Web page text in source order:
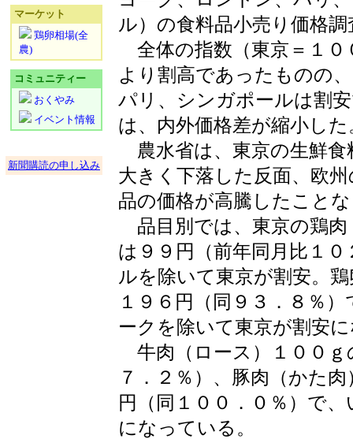
マーケット
鶏卵相場(全
農)
コミュニティー
おくやみ
イベント情報
新聞購読の申し込み
ル）の食料品小売り価格
全体の指数（東京＝１０
より割高であったものの
パリ、シンガポールは割
は、内外価格差が縮小した
農水省は、東京の生鮮食
大きく下落した反面、欧
品の価格が高騰したこと
品目別では、東京の鶏肉
は９９円（前年同月比１
ルを除いて東京が割安。
１９６円（同９３．８％
ークを除いて東京が割安
牛肉（ロース）１００ｇ
７．２％）、豚肉（かた
円（同１００．０％）で
になっている。